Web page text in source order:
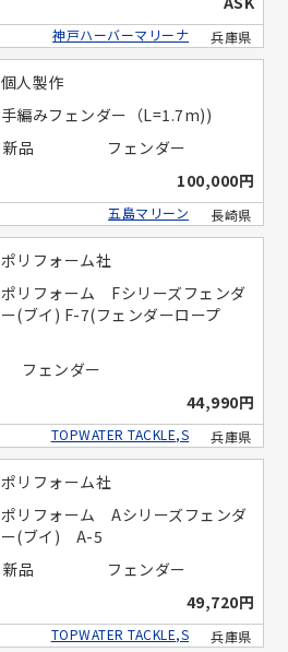
兵庫県
神戸ハーバーマリーナ
個人製作
手編みフェンダー（L=1.7m))
新品
フェンダー
100,000円
長崎県
五島マリーン
ポリフォーム社
ポリフォーム Fシリーズフェンダ
ー(ブイ) F-7(フェンダーロープ
フェンダー
44,990円
兵庫県
TOPWATER TACKLE,S
ポリフォーム社
ポリフォーム Aシリーズフェンダ
ー(ブイ) A-5
新品
フェンダー
49,720円
兵庫県
TOPWATER TACKLE,S